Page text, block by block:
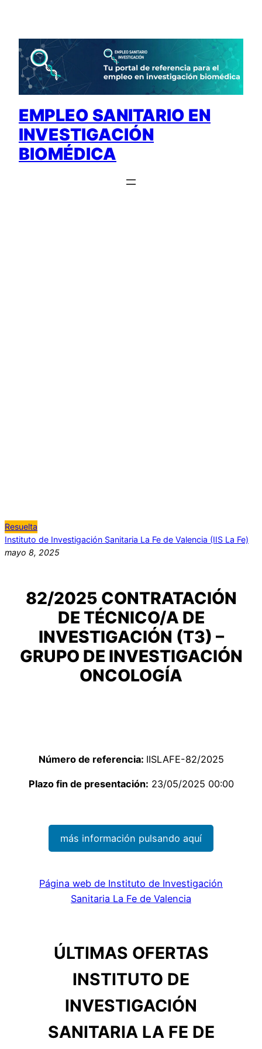
contenido
EMPLEO SANITARIO EN
INVESTIGACIÓN
BIOMÉDICA
Resuelta
Instituto de Investigación Sanitaria La Fe de Valencia (IIS La Fe)
mayo 8, 2025
82/2025 CONTRATACIÓN
DE TÉCNICO/A DE
INVESTIGACIÓN (T3) –
GRUPO DE INVESTIGACIÓN
ONCOLOGÍA
Número de referencia: IISLAFE-82/2025
Plazo fin de presentación: 23/05/2025 00:00
más información pulsando aquí
Página web de Instituto de Investigación
Sanitaria La Fe de Valencia
ÚLTIMAS OFERTAS
INSTITUTO DE
INVESTIGACIÓN
SANITARIA LA FE DE